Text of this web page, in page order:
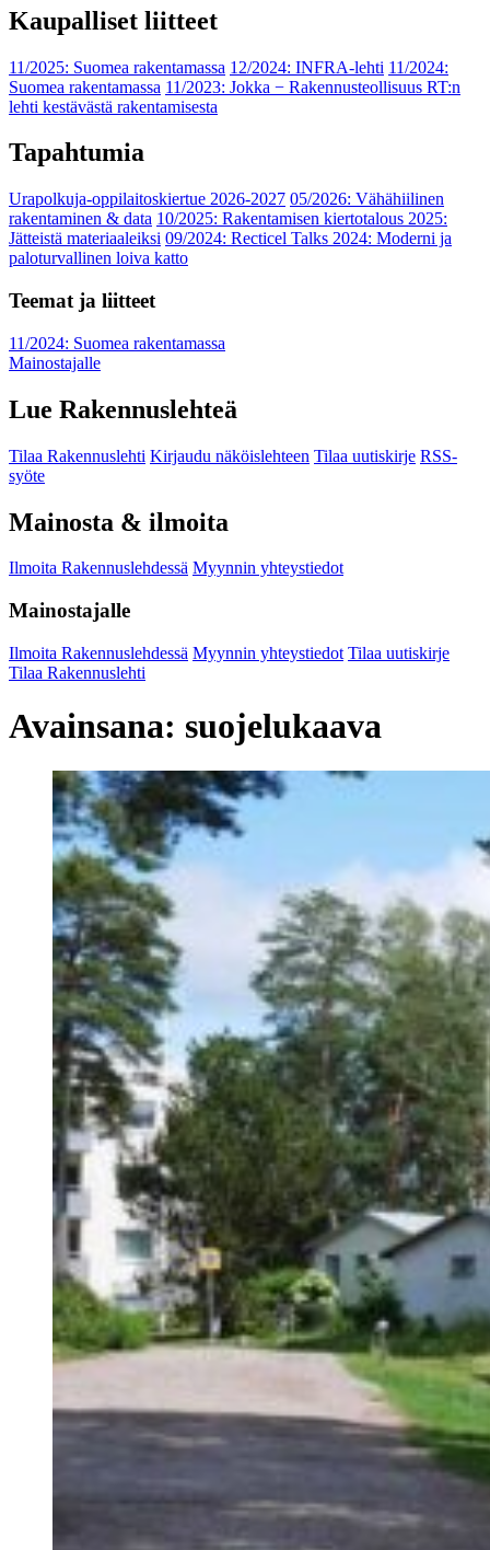
Kaupalliset liitteet
11/2025: Suomea rakentamassa 12/2024: INFRA-lehti 11/2024:
Suomea rakentamassa 11/2023: Jokka − Rakennusteollisuus RT:n
lehti kestävästä rakentamisesta
Tapahtumia
Urapolkuja-oppilaitoskiertue 2026-2027 05/2026: Vähähiilinen
rakentaminen & data 10/2025: Rakentamisen kiertotalous 2025:
Jätteistä materiaaleiksi 09/2024: Recticel Talks 2024: Moderni ja
paloturvallinen loiva katto
Teemat ja liitteet
11/2024: Suomea rakentamassa
Mainostajalle
Lue Rakennuslehteä
Tilaa Rakennuslehti Kirjaudu näköislehteen Tilaa uutiskirje RSS-
syöte
Mainosta & ilmoita
Ilmoita Rakennuslehdessä Myynnin yhteystiedot
Mainostajalle
Ilmoita Rakennuslehdessä Myynnin yhteystiedot Tilaa uutiskirje
Tilaa Rakennuslehti
Avainsana: suojelukaava